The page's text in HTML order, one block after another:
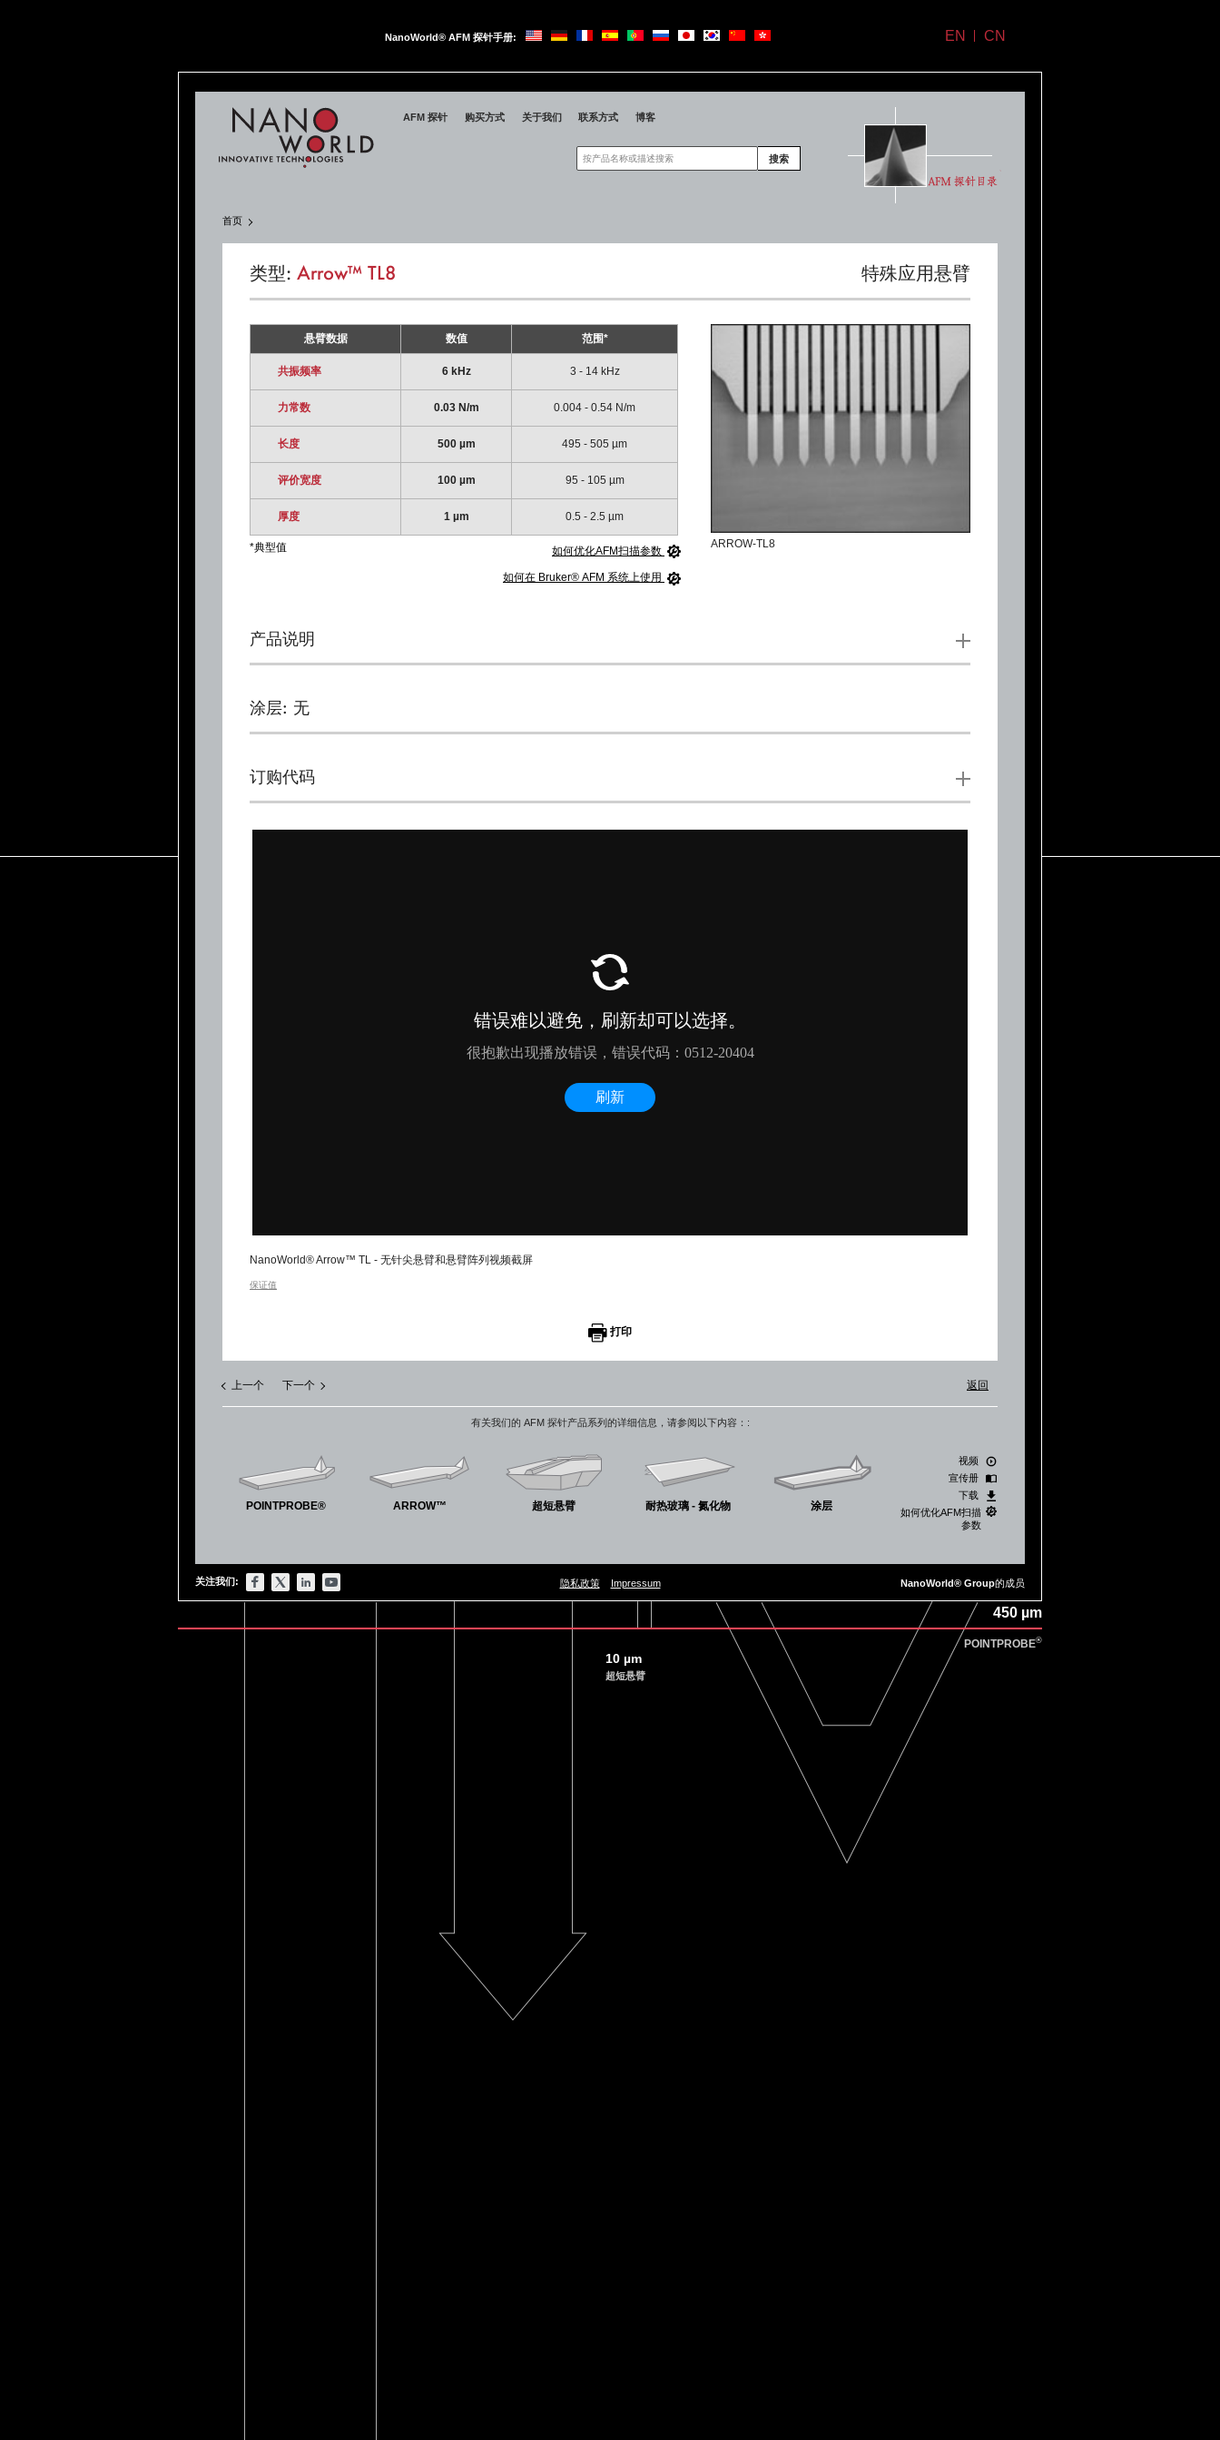
NanoWorld® AFM 探针手册: EN CN
NanoWorld
AFM 探针 购买方式 关于我们 联系方式 博客
搜索
首页
类型: Arrow™ TL8 特殊应用悬臂
悬臂数据 数值 范围*
共振频率 6 kHz 3 - 14 kHz
力常数 0.03 N/m 0.004 - 0.54 N/m
长度 500 µm 495 - 505 µm
评价宽度 100 µm 95 - 105 µm
厚度 1 µm 0.5 - 2.5 µm
*典型值 如何优化AFM扫描参数
如何在 Bruker® AFM 系统上使用
ARROW-TL8
产品说明
涂层: 无
订购代码
NanoWorld® Arrow™ TL - 无针尖悬臂和悬臂阵列视频截屏
保证值
打印
上一个 下一个 返回
有关我们的 AFM 探针产品系列的详细信息，请参阅以下内容：:
POINTPROBE® ARROW™ 超短悬臂 耐热玻璃 - 氮化物 涂层
视频
宣传册
下载
如何优化AFM扫描
参数
关注我们: 隐私政策 Impressum NanoWorld® Group的成员
10 µm
超短悬臂
450 µm
POINTPROBE®